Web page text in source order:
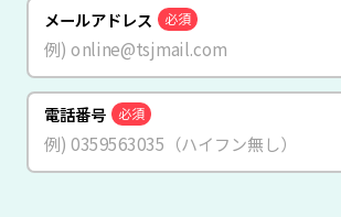
メールアドレス 必須
電話番号 必須